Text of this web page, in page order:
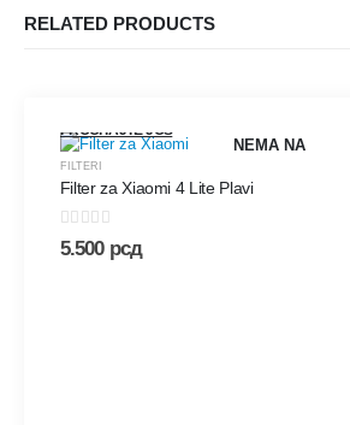
RELATED PRODUCTS
NEMA NA
ZALIHAMA
PROČITAJTE JOŠ
FILTERI
Filter za Xiaomi 4 Lite Plavi
0out of 5
5.500 рсд